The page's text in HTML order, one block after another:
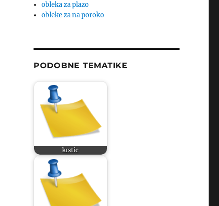
obleka za plazo
obleke za na poroko
PODOBNE TEMATIKE
krstic